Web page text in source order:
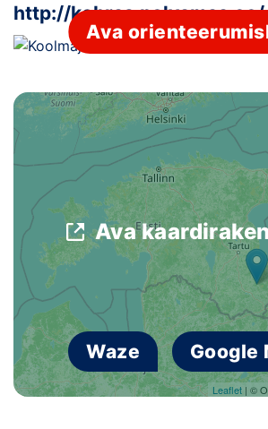
Ajalugu
http://kobras.polvamaa.ee/
Ava
Leaflet | ©
Ava
Waze Google